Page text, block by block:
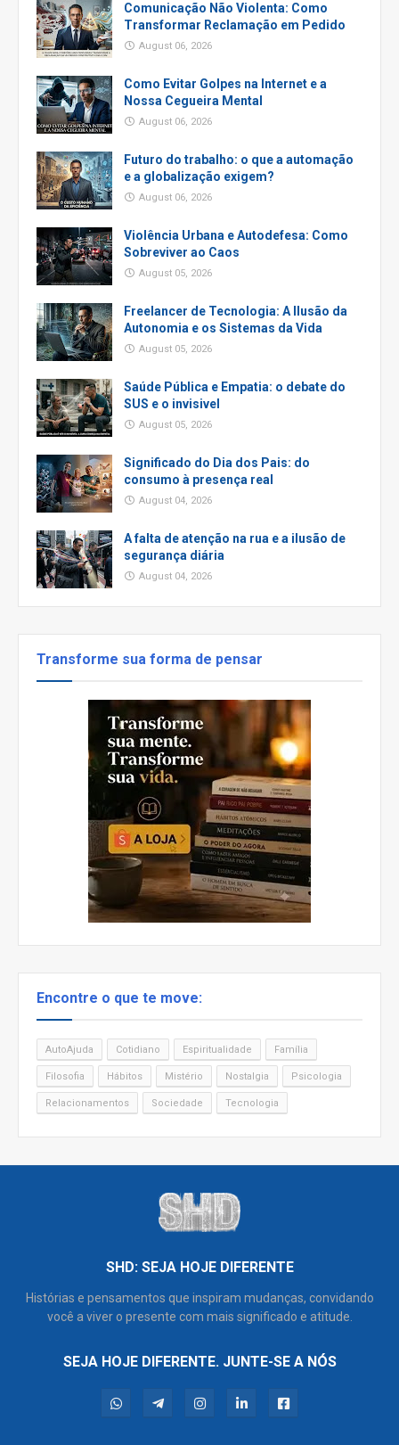
Comunicação Não Violenta: Como
Transformar Reclamação em Pedido
August 06, 2026
Como Evitar Golpes na Internet e a
Nossa Cegueira Mental
August 06, 2026
Futuro do trabalho: o que a automação
e a globalização exigem?
August 06, 2026
Violência Urbana e Autodefesa: Como
Sobreviver ao Caos
August 05, 2026
Freelancer de Tecnologia: A Ilusão da
Autonomia e os Sistemas da Vida
August 05, 2026
Saúde Pública e Empatia: o debate do
SUS e o invisivel
August 05, 2026
Significado do Dia dos Pais: do
consumo à presença real
August 04, 2026
A falta de atenção na rua e a ilusão de
segurança diária
August 04, 2026
Transforme sua forma de pensar
Encontre o que te move:
AutoAjuda Cotidiano Espiritualidade Família
Filosofia Hábitos Mistério Nostalgia Psicologia
Relacionamentos Sociedade Tecnologia
SHD: SEJA HOJE DIFERENTE
Histórias e pensamentos que inspiram mudanças, convidando
você a viver o presente com mais significado e atitude.
SEJA HOJE DIFERENTE. JUNTE-SE A NÓS